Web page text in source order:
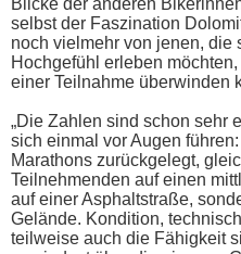
Blicke der anderen
selbst der Faszination
noch vielmehr von jenen, die
Hochgefühl erleben
einer Teilnahme überwinden
„Die Zahlen sind schon sehr
sich einmal vor Augen
Marathons zurückgelegt,
Teilnehmenden auf einen
auf einer Asphaltstraße,
Gelände. Kondition,
teilweise auch die Fähigkeit